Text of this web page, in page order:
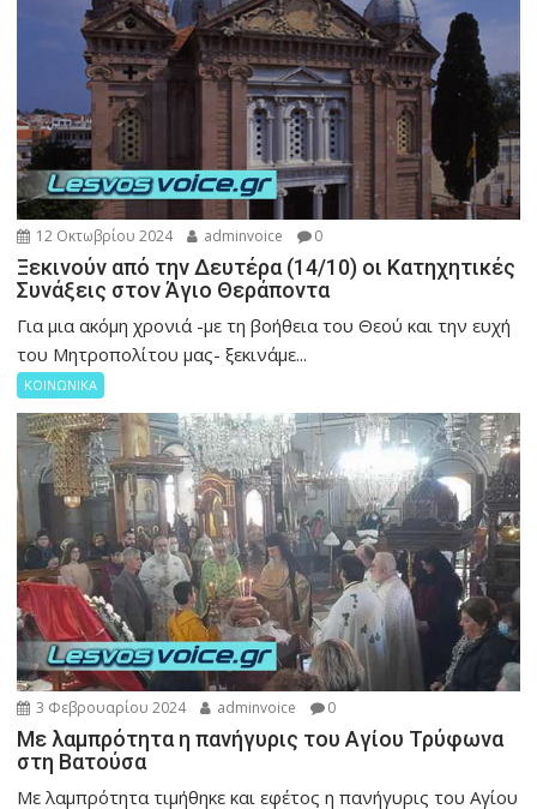
12 Οκτωβρίου 2024 adminvoice 0
Ξεκινούν από την Δευτέρα (14/10) οι Κατηχητικές
Συνάξεις στον Άγιο Θεράποντα
Για μια ακόμη χρονιά -με τη βοήθεια του Θεού και την ευχή
του Μητροπολίτου μας- ξεκινάμε...
ΚΟΙΝΩΝΙΚΑ
3 Φεβρουαρίου 2024 adminvoice 0
Με λαμπρότητα η πανήγυρις του Αγίου Τρύφωνα
στη Βατούσα
Με λαμπρότητα τιμήθηκε και εφέτος η πανήγυρις του Αγίου